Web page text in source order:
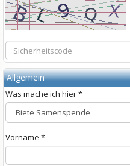
Allgemein
Was mache ich hier *
Vorname *